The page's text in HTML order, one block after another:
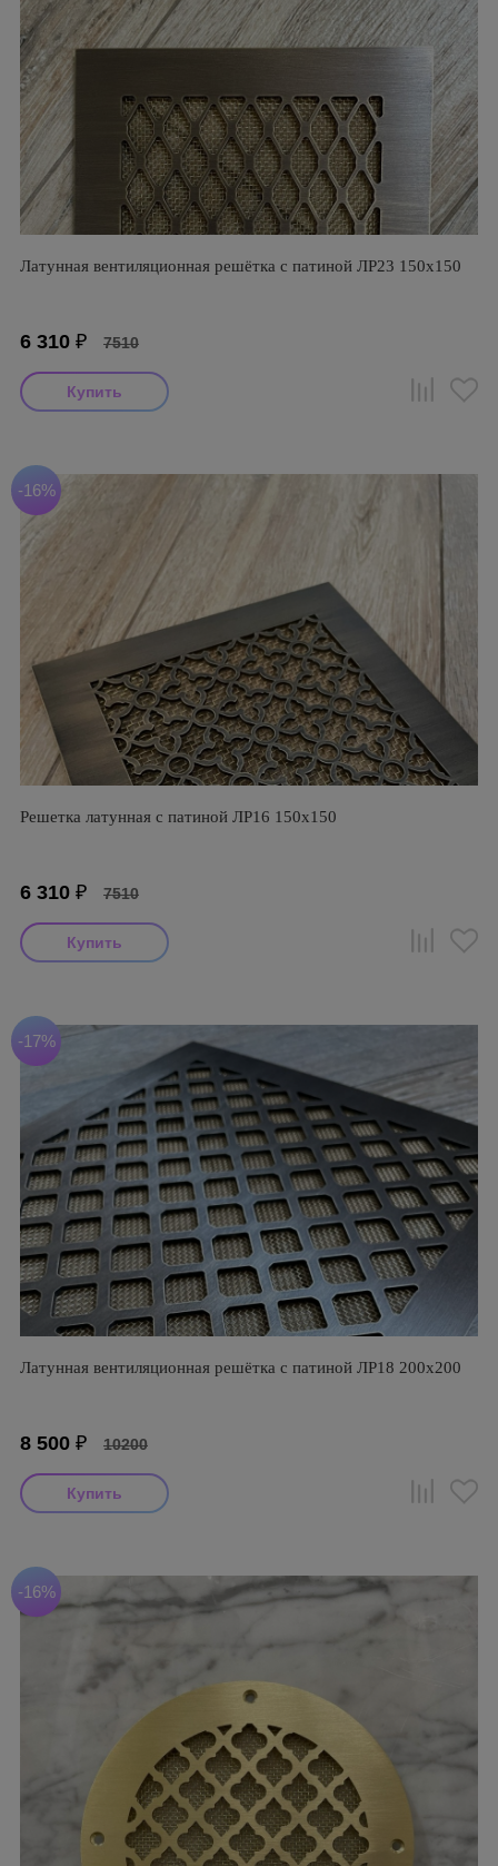
Латунная вентиляционная решётка с патиной ЛР23 150х150
6 310 ₽ 7510
-16%
Решетка латунная с патиной ЛР16 150х150
6 310 ₽ 7510
-17%
Латунная вентиляционная решётка с патиной ЛР18 200х200
8 500 ₽ 10200
-16%